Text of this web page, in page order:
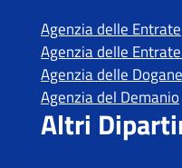
Spain
Sweden
Hungary
Agenzia delle Entrate
Agenzia delle
Agenzia delle
Agenzia del Demanio
Altri